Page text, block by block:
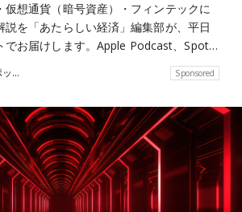
仮想通貨（暗号資産）・フィンテックに
説を「あたらしい経済」編集部が、平日
でお届けします。Apple Podcast、Spot…
あたらしい経済ポッドキャスト Sponsored